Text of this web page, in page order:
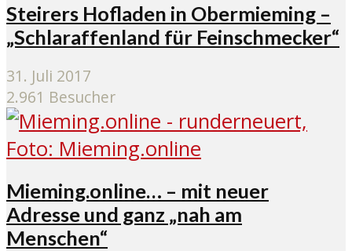
Steirers Hofladen in Obermieming –
„Schlaraffenland für Feinschmecker“
31. Juli 2017
2.961 Besucher
Mieming.online… – mit neuer
Adresse und ganz „nah am
Menschen“